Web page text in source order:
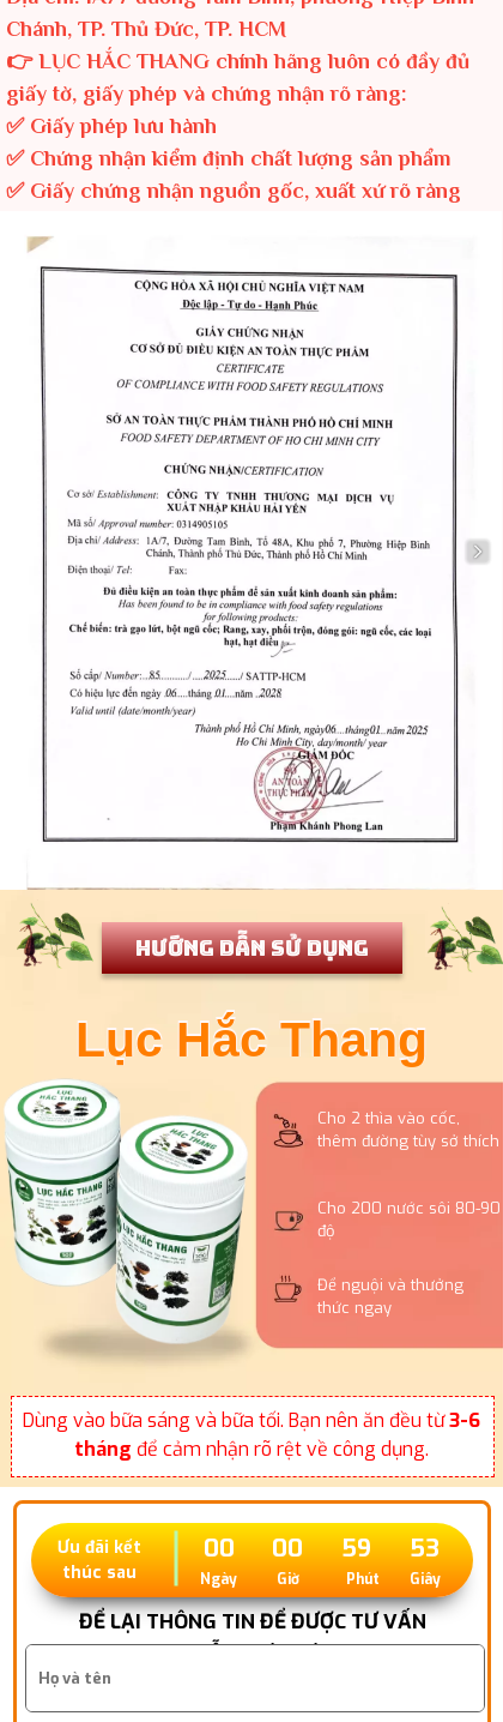
Chánh, TP. Thủ Đức, TP. HCM
👉 LỤC HẮC THANG chính hãng luôn có đầy đủ
giấy tờ, giấy phép và chứng nhận rõ ràng:
✅ Giấy phép lưu hành
✅ Chứng nhận kiểm định chất lượng sản phẩm
✅ Giấy chứng nhận nguồn gốc, xuất xứ rõ ràng
HƯỚNG DẪN SỬ DỤNG
Lục Hắc Thang
Lục Hắc Thang
Cho 2 thìa vào cốc,
thêm đường tùy sở thích
Cho 200 nước sôi 80-90
độ
Để nguội và thưởng
thức ngay
Dùng vào bữa sáng và bữa tối. Bạn nên ăn đều từ3-6
tháng để cảm nhận rõ rệt về công dụng.
Ưu đãi kết
thúc sau
00 00 59 52
Ngày Giờ Phút Giây
ĐỂ LẠI THÔNG TIN ĐỂ ĐƯỢC TƯ VẤN
MIỄN PHÍ NHÉ